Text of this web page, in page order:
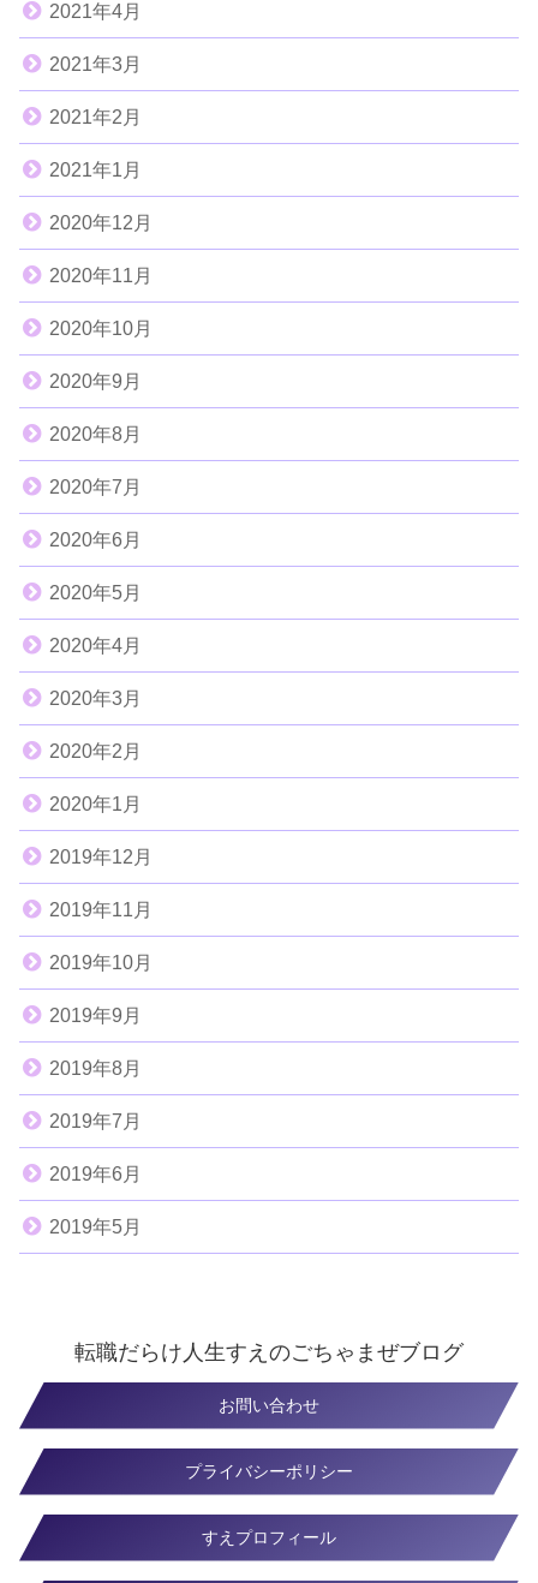
2021年4月
2021年3月
2021年2月
2021年1月
2020年12月
2020年11月
2020年10月
2020年9月
2020年8月
2020年7月
2020年6月
2020年5月
2020年4月
2020年3月
2020年2月
2020年1月
2019年12月
2019年11月
2019年10月
2019年9月
2019年8月
2019年7月
2019年6月
2019年5月
転職だらけ人生すえのごちゃまぜブログ
お問い合わせ
プライバシーポリシー
すえプロフィール